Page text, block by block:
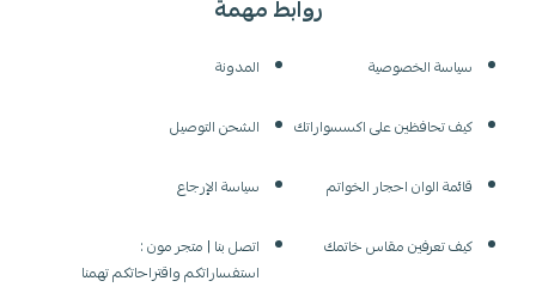
روابط مهمة
سياسة الخصوصية
كيف تحافظين على اكسسواراتك
قائمة الوان احجار الخواتم
كيف تعرفين مقاس خاتمك
المدونة
الشحن التوصيل
سياسة الإرجاع
اتصل بنا | متجر مون :
استفساراتكم واقتراحاتكم تهمنا